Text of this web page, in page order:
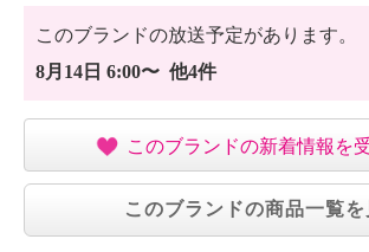
このブランドの放送予定があります。
8月14日 6:00〜 他4件
このブランドの新着情報を
このブランドの商品一覧を